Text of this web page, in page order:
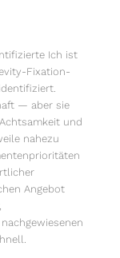
Ich ist
Fixation-
— aber sie
und
nahezu
Angebot